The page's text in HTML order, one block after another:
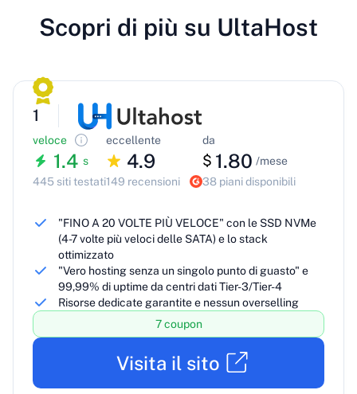
Scopri di più su UltaHost
1
veloce
1.4 s
445 siti testati
eccellente
4.9
149 recensioni
da
$ 1.80 /mese
38 piani disponibili
"FINO A 20 VOLTE PIÙ VELOCE" con le SSD NVMe
(4-7 volte più veloci delle SATA) e lo stack
ottimizzato
"Vero hosting senza un singolo punto di guasto" e
99,99% di uptime da centri dati Tier-3/Tier-4
Risorse dedicate garantite e nessun overselling
7 coupon
Visita il sito